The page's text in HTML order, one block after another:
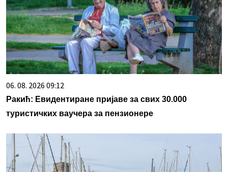
06. 08. 2026 09:12
Ракић: Евидентиране пријаве за свих 30.000
туристичких ваучера за пензионере